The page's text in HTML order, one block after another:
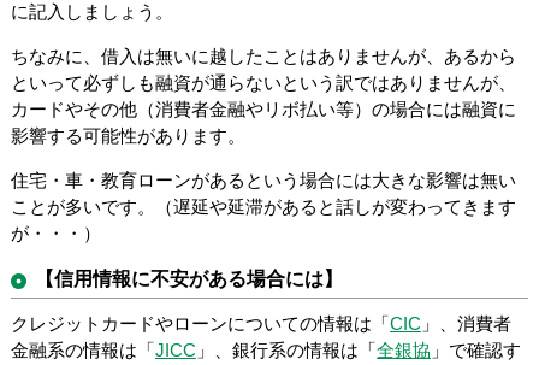
に記入しましょう。
ちなみに、借入は無いに越したことはありませんが、あるから
といって必ずしも融資が通らないという訳ではありませんが、
カードやその他（消費者金融やリボ払い等）の場合には融資に
影響する可能性があります。
住宅・車・教育ローンがあるという場合には大きな影響は無い
ことが多いです。（遅延や延滞があると話しが変わってきます
が・・・）
【信用情報に不安がある場合には】
クレジットカードやローンについての情報は「CIC 」、消費者
金融系の情報は「JICC 」、銀行系の情報は「全銀協 」で確認す